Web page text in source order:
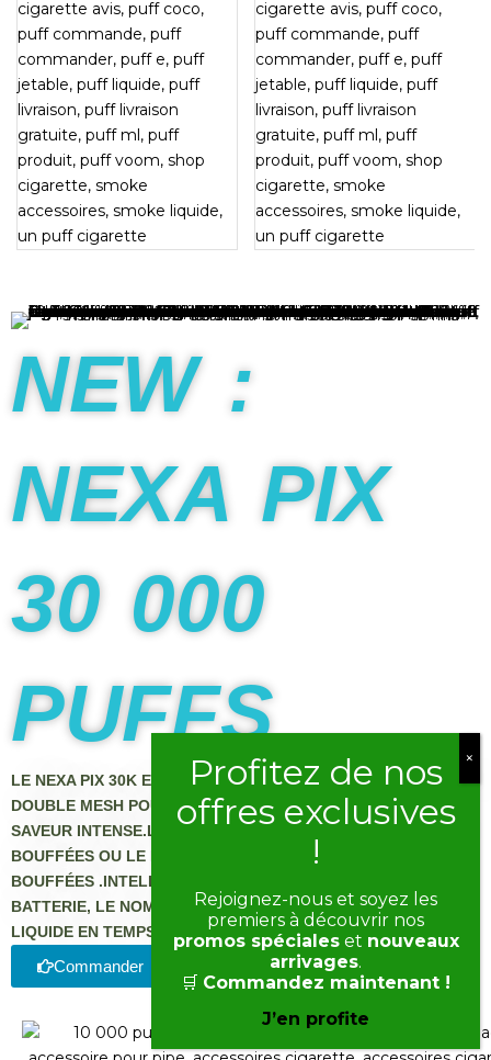
NEW :
NEXA PIX
30 000
PUFFS
LE NEXA PIX 30K EST ÉQUIPÉ D'UN SYSTÈME DE RÉSISTANCE
DOUBLE MESH POUR UNE VAPEUR CONSTANTE ET UNE
SAVEUR INTENSE.LE MODE SMOOTH POUR JUSQU'À 30 000
BOUFFÉES OU LE MODE TURBO POUR ENVIRON 20 000
BOUFFÉES .INTELLIGENT AFFICHE L'AUTONOMIE DE LA
BATTERIE, LE NOMBRE DE BOUFFÉES ET LE NIVEAU DE E-
LIQUIDE EN TEMPS RÉEL.
Commander
Rejoignez-nous et soyez les
premiers à découvrir nos
promos spécialeset nouveaux
arrivages.
🛒 Commandez maintenant !
J’en profite